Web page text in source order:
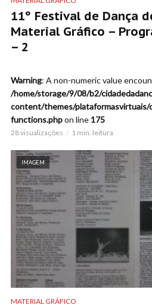
11º Festival de Dança
Material Gráfico –
– 2
Warning: A non-numeric value
/home/storage/9/08/b2/
content/themes/
functions.phpon line 175
28 visualizações 1 min. leitura
IMAGEM
MATERIAL GRÁFICO